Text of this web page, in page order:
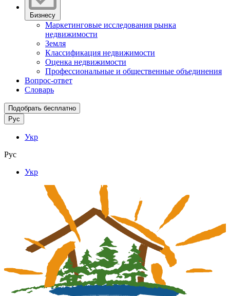
Бизнесу
Маркетинговые исследования рынка
недвижимости
Земля
Классификация недвижимости
Оценка недвижимости
Профессиональные и общественные объединения
Вопрос-ответ
Словарь
Подобрать бесплатно
Рус
Укр
Рус
Укр